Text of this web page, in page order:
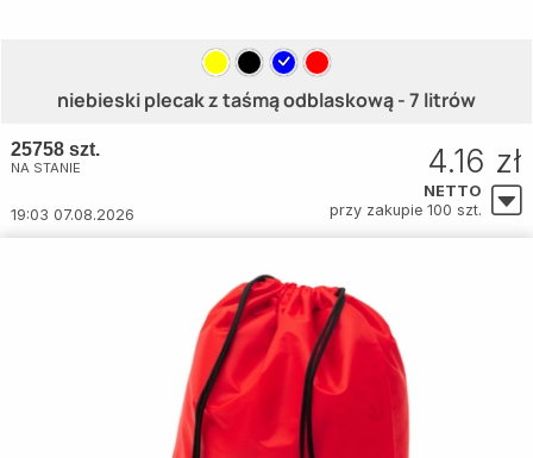
niebieski plecak z taśmą odblaskową - 7 litrów
25758 szt.
NA STANIE
19:03 07.08.2026
4.16 zł
NETTO
przy zakupie 100 szt.